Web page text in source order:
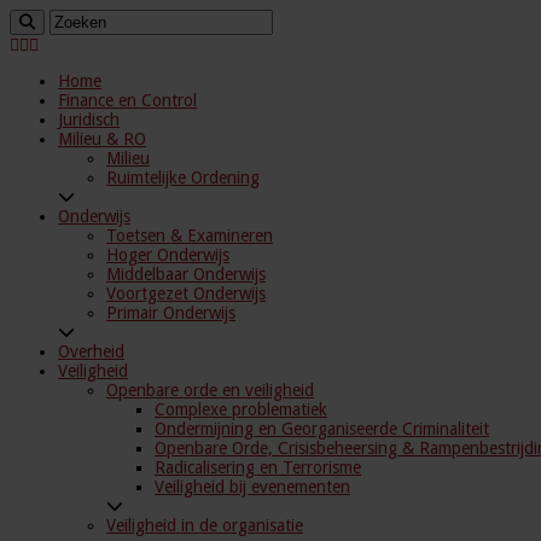
Home
Finance en Control
Juridisch
Milieu & RO
Milieu
Ruimtelijke Ordening
Onderwijs
Toetsen & Examineren
Hoger Onderwijs
Middelbaar Onderwijs
Voortgezet Onderwijs
Primair Onderwijs
Overheid
Veiligheid
Openbare orde en veiligheid
Complexe problematiek
Ondermijning en Georganiseerde Criminaliteit
Openbare Orde, Crisisbeheersing &
Radicalisering en Terrorisme
Veiligheid bij evenementen
Veiligheid in de organisatie